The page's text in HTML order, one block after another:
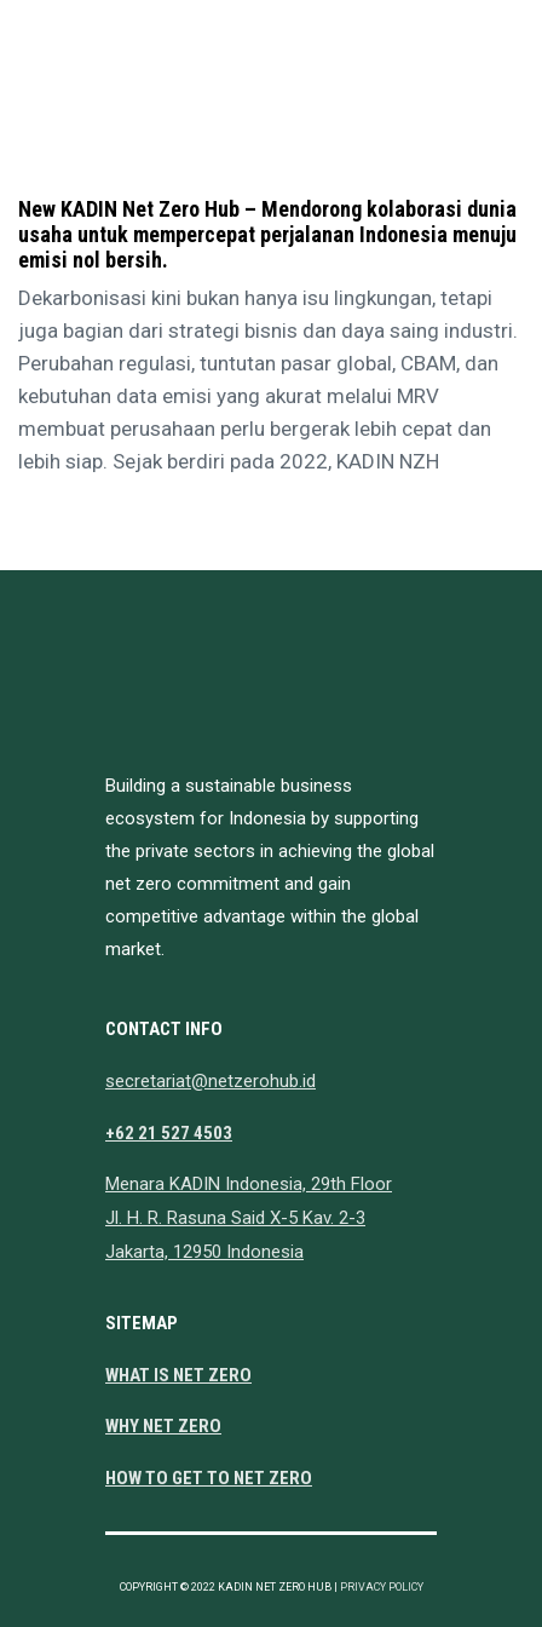
New KADIN Net Zero Hub – Mendorong kolaborasi dunia
usaha untuk mempercepat perjalanan Indonesia menuju
emisi nol bersih.
Dekarbonisasi kini bukan hanya isu lingkungan, tetapi
juga bagian dari strategi bisnis dan daya saing industri.
Perubahan regulasi, tuntutan pasar global, CBAM, dan
kebutuhan data emisi yang akurat melalui MRV
membuat perusahaan perlu bergerak lebih cepat dan
lebih siap. Sejak berdiri pada 2022, KADIN NZH
Building a sustainable business
ecosystem for Indonesia by supporting
the private sectors in achieving the global
net zero commitment and gain
competitive advantage within the global
market.
CONTACT INFO
secretariat@netzerohub.id
+62 21 527 4503
Menara KADIN Indonesia, 29th Floor
Jl. H. R. Rasuna Said X-5 Kav. 2-3
Jakarta, 12950 Indonesia
SITEMAP
WHAT IS NET ZERO
WHY NET ZERO
HOW TO GET TO NET ZERO
COPYRIGHT © 2022 KADIN NET ZERO HUB | PRIVACY POLICY